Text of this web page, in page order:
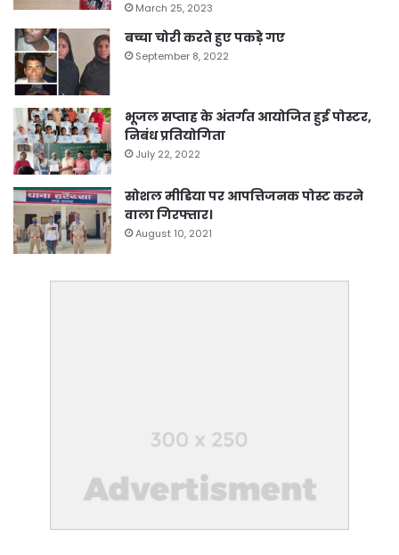
March 25, 2023
बच्चा चोरी करते हुए पकड़े गए
September 8, 2022
भूजल सप्ताह के अंतर्गत आयोजित हुई पोस्टर,
निबंध प्रतियोगिता
July 22, 2022
सोशल मीडिया पर आपत्तिजनक पोस्ट करने
वाला गिरफ्तार।
August 10, 2021